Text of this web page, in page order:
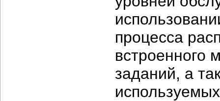
процесса
встроенного
заданий, а